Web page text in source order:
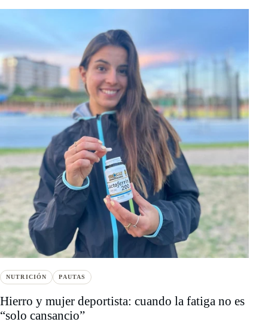
NUTRICIÓN PAUTAS
Hierro y mujer deportista: cuando la fatiga no es
“solo cansancio”